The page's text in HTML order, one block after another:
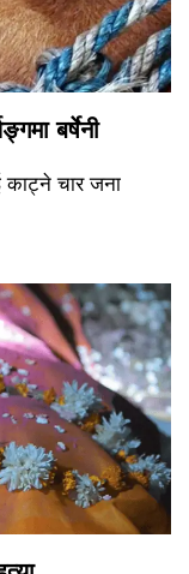
बर्षेनी
काट्ने चार जना